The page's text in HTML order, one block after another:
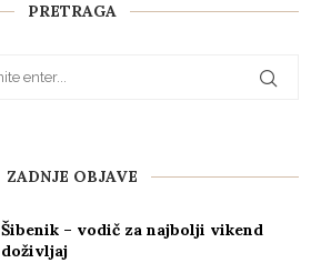
PRETRAGA
ZADNJE OBJAVE
Šibenik – vodič za najbolji vikend
doživljaj